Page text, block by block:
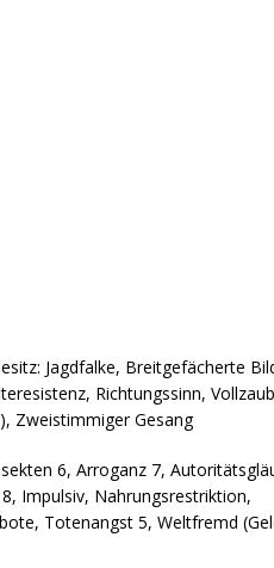
Jagdfalke, Breitgefächerte
Richtungssinn,
Zweistimmiger Gesang
6, Arroganz 7,
Impulsiv, Nahrungsrestriktion,
Totenangst 5, Weltfremd